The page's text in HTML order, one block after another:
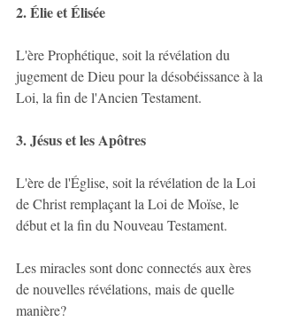
2. Élie et Élisée
L'ère Prophétique, soit la révélation du
jugement de Dieu pour la désobéissance à la
Loi, la fin de l'Ancien Testament.
3. Jésus et les Apôtres
L'ère de l'Église, soit la révélation de la Loi
de Christ remplaçant la Loi de Moïse, le
début et la fin du Nouveau Testament.
Les miracles sont donc connectés aux ères
de nouvelles révélations, mais de quelle
manière?